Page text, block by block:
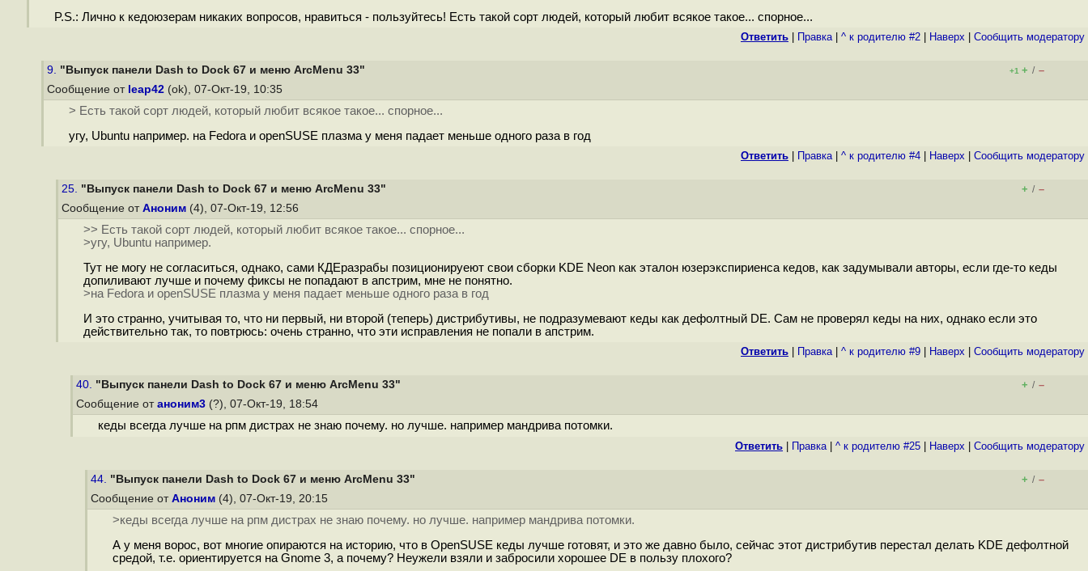
P.S.: Лично к кедоюзерам никаких вопросов, нравиться - пользуйтесь! Есть такой сорт людей, который любит всякое такое... спорное...
Ответить Правка| ^ к родителю #2 Наверх Cообщить модератору
9. "Выпуск панели Dash to Dock 67 и меню ArcMenu 33" +1 + / –
Сообщение от leap42 (ok), 07-Окт-19, 10:35
> Есть такой сорт людей, который любит всякое такое... спорное...
угу, Ubuntu например. на Fedora и openSUSE плазма у меня падает меньше одного раза в год
Ответить Правка| ^ к родителю #4 Наверх Cообщить модератору
25. "Выпуск панели Dash to Dock 67 и меню ArcMenu 33" + / –
Сообщение от Аноним (4), 07-Окт-19, 12:56
>> Есть такой сорт людей, который любит всякое такое... спорное...
>угу, Ubuntu например.
Тут не могу не согласиться, однако, сами КДЕразрабы позиционируеют свои сборки KDE Neon как эталон юзерэкспириенса кедов, как задумывали авторы, если где-то кеды
допиливают лучше и почему фиксы не попадают в апстрим, мне не понятно.
>на Fedora и openSUSE плазма у меня падает меньше одного раза в год
И это странно, учитывая то, что ни первый, ни второй (теперь) дистрибутивы, не подразумевают кеды как дефолтный DE. Сам не проверял кеды на них, однако если это
действительно так, то повтрюсь: очень странно, что эти исправления не попали в апстрим.
Ответить Правка| ^ к родителю #9 Наверх Cообщить модератору
40. "Выпуск панели Dash to Dock 67 и меню ArcMenu 33" + / –
Сообщение от аноним3 (?), 07-Окт-19, 18:54
кеды всегда лучше на рпм дистрах не знаю почему. но лучше. например мандрива потомки.
Ответить Правка| ^ к родителю #25 Наверх Cообщить модератору
44. "Выпуск панели Dash to Dock 67 и меню ArcMenu 33" + / –
Сообщение от Аноним (4), 07-Окт-19, 20:15
>кеды всегда лучше на рпм дистрах не знаю почему. но лучше. например мандрива потомки.
А у меня ворос, вот многие опираются на историю, что в OpenSUSE кеды лучше готовят, и это же давно было, сейчас этот дистрибутив перестал делать KDE дефолтной
средой, т.е. ориентируется на Gnome 3, а почему? Неужели взяли и забросили хорошее DE в пользу плохого?